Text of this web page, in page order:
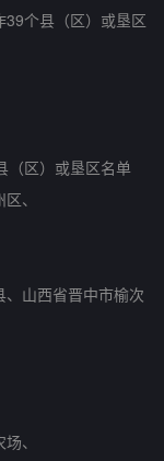
个县（区）或垦区
（区）或垦区名单
、
山西省晋中市榆次
、